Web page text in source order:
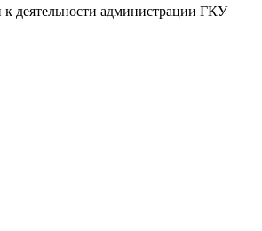
к деятельности администрации ГКУ